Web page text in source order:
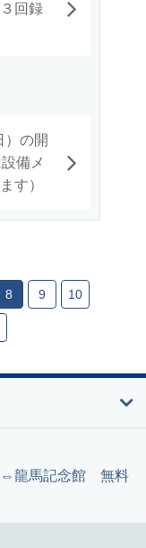
回録
）の開
備メ
す）
8 9 10
⇔龍馬記念館 無料